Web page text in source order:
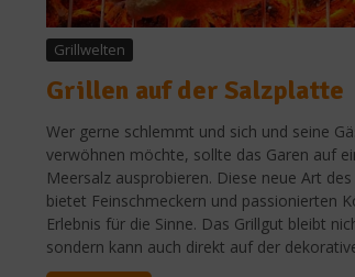
Grillwelten
Grillen auf der Salzplatte
Wer gerne schlemmt und sich und seine
verwöhnen möchte, sollte das Garen auf
Meersalz ausprobieren. Diese neue Art
bietet Feinschmeckern und passionierten
Erlebnis für die Sinne. Das Grillgut bleibt
sondern kann auch direkt auf der